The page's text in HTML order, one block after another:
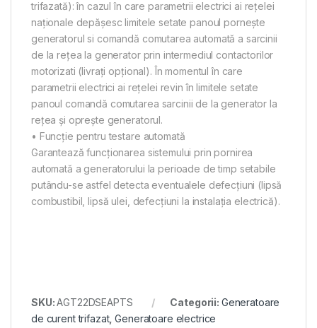
trifazată): în cazul în care parametrii electrici ai reţelei
naţionale depăşesc limitele setate panoul porneşte
generatorul si comandă comutarea automată a sarcinii
de la reţea la generator prin intermediul contactorilor
motorizati (livrați opțional). În momentul în care
parametrii electrici ai reţelei revin în limitele setate
panoul comandă comutarea sarcinii de la generator la
reţea şi oprește generatorul.
• Funcție pentru testare automată
Garantează funcționarea sistemului prin pornirea
automată a generatorului la perioade de timp setabile
putându-se astfel detecta eventualele defecțiuni (lipsă
combustibil, lipsă ulei, defecțiuni la instalația electrică).
SKU:AGT22DSEAPTS Categorii: Generatoare
de curent trifazat,Generatoare electrice